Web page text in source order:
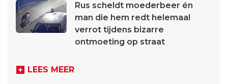
Rus scheldt moederbeer én
man die hem redt helemaal
verrot tijdens bizarre
ontmoeting op straat
LEES MEER